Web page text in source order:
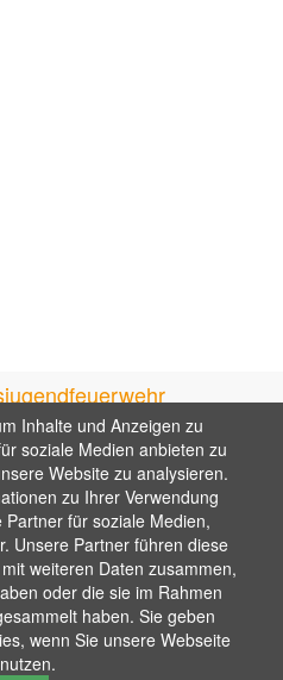
messen
Stolz: Kreisjugendfeuerwehr
Inhalte und Anzeigen zu
soziale Medien anbieten zu
Website zu analysieren.
zu Ihrer Verwendung
für soziale Medien,
Unsere Partner führen diese
weiteren Daten zusammen,
oder die sie im Rahmen
haben. Sie geben
wenn Sie unsere Webseite